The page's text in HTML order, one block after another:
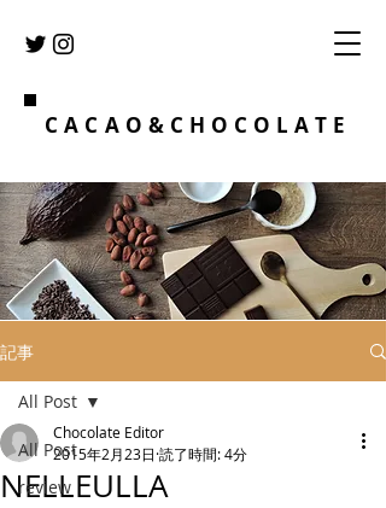
CACAO&CHOCOLATE
記事
All Post
review
All Post
NELLEULLA
Chocolate Editor
2015年2月23日 読了時間: 4分